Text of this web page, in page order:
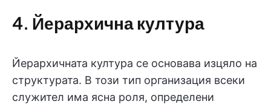
4. Йерархична култура
Йерархичната култура се основава изцяло на
структурата. В този тип организация всеки
служител има ясна роля, определени